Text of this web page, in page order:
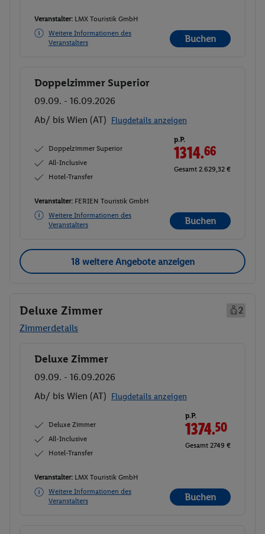
Veranstalter: LMX Touristik GmbH
Weitere Informationen des
Veranstalters
Buchen
Buchen
Doppelzimmer Superior
09.09. - 16.09.2026
Ab/ bis Wien (AT) Flugdetails anzeigen
Doppelzimmer Superior
All-Inclusive
Hotel-Transfer
p.P.
1314.66
Gesamt 2.629,32 €
Veranstalter: FERIEN Touristik GmbH
Weitere Informationen des
Veranstalters
Buchen
18 weitere Angebote anzeigen
Deluxe Zimmer
2
Zimmerdetails
Buchen
Deluxe Zimmer
09.09. - 16.09.2026
Ab/ bis Wien (AT) Flugdetails anzeigen
Deluxe Zimmer
All-Inclusive
Hotel-Transfer
p.P.
1374.50
Gesamt 2749 €
Veranstalter: LMX Touristik GmbH
Weitere Informationen des
Veranstalters
Buchen